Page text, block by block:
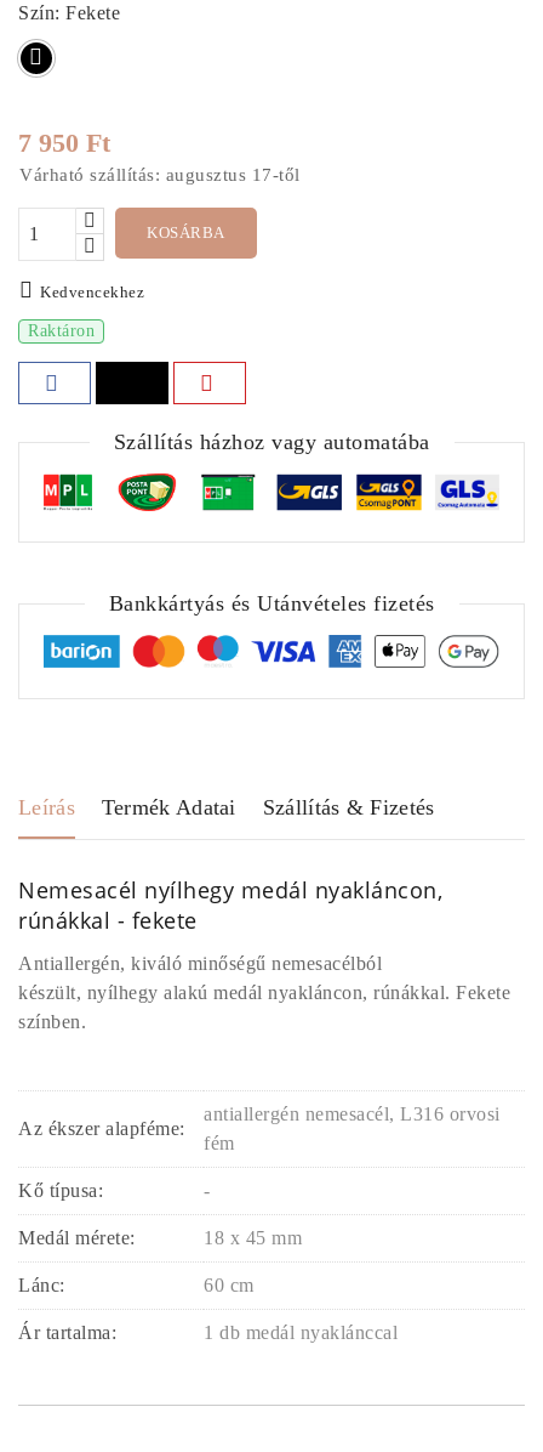
Szín: Fekete
Fekete
7 950 Ft
Várható szállítás: augusztus 17-től
KOSÁRBA
Kedvencekhez
Raktáron
Szállítás házhoz vagy automatába
Bankkártyás és Utánvételes fizetés
Leírás Termék Adatai Szállítás & Fizetés
Nemesacél nyílhegy medál nyakláncon,
rúnákkal - fekete
Antiallergén, kiváló minőségű nemesacélból
készült, nyílhegy alakú medál nyakláncon, rúnákkal. Fekete
színben.
Az ékszer alapféme:
antiallergén nemesacél, L316 orvosi
fém
Kő típusa: -
Medál mérete: 18 x 45 mm
Lánc: 60 cm
Ár tartalma: 1 db medál nyaklánccal